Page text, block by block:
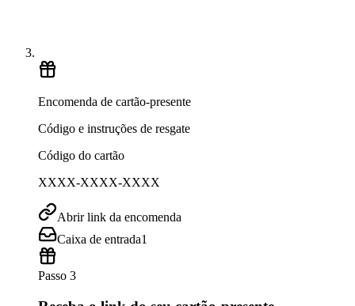
Encomenda de cartão-presente
Código e instruções de resgate
Código do cartão
XXXX-XXXX-XXXX
Abrir link da encomenda
Caixa de entrada1
Passo 3